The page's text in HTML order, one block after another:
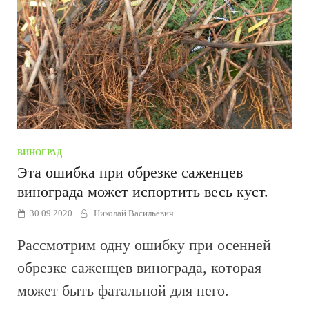
ВИНОГРАД
Эта ошибка при обрезке саженцев
винограда может испортить весь куст.
30.09.2020 Николай Васильевич
Рассмотрим одну ошибку при осенней
обрезке саженцев винограда, которая
может быть фатальной для него.